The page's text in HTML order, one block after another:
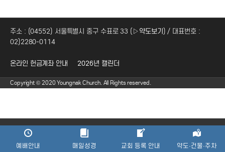
주소 : (04552) 서울특별시 중구 수표로 33 (▷약도보기 ) / 대표번호 :
02)2280-0114
온라인 헌금계좌 안내 2026년 캘린더
Copyright © 2020 Youngnak Church. All Rights reserved.
예배안내 매일성경 교회 등록 안내 약도·건물·주차